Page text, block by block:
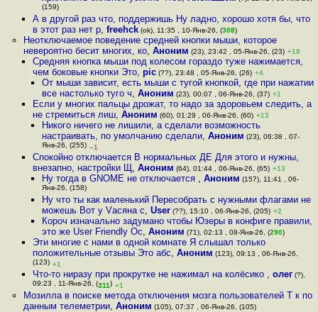
(159)
А в другой раз что, поддержишь Ну ладно, хорошо хотя бы, что
в этот раз нет р, freehck(ok), 11:35 , 10-Янв-26, (308)
Неотключаемое поведение средней кнопки мыши, которое
невероятно бесит многих, ко, Аноним (23), 23:42 , 05-Янв-26, (23) +18
Средняя кнопка мыши под колесом гораздо туже нажимается,
чем боковые кнопки Это, pic(??), 23:48 , 05-Янв-26, (26) +4
От мыши зависит, есть мыши с тугой кнопкой, где при нажатии
все настолько туго ч,Аноним (23), 00:07 , 06-Янв-26, (37) +1
Если у многих пальцы дрожат, то надо за здоровьем следить, а
не стремиться лиш, Аноним (60), 01:29 , 06-Янв-26, (60) +13
Никого ничего не лишили, а сделали возможность
настраивать, по умолчанию сделали,Аноним (23), 06:38 , 07-
Янв-26, (255) –1
Спокойно отключается В нормальных ДЕ Для этого и нужны,
внезапно, настройки Щ, Аноним (64), 01:44 , 06-Янв-26, (65) +13
Ну тогда в GNOME не отключается ,Аноним (157), 11:41 , 06-
Янв-26, (158)
Ну что ты как маленький Пересобрать с нужными флагами не
можешь Вот у Vасяна с,User (??), 15:10 , 06-Янв-26, (205) +2
Короч изначально задумано чтобы Юзеры в конфиге правили,
это же User Friendly Ос,Аноним (71), 02:13 , 08-Янв-26, (290)
Эти многие с нами в одной комнате Я слышал только
положительные отзывы Это абс, Аноним (123), 09:13 , 06-Янв-26,
(123) +1
Что-то ниразу при прокрутке не нажимал на колёсико , олег(?),
09:23 , 11-Янв-26, (311) +1
Мозилла в поиске метода отключения мозга пользователей Т к по
данным телеметрии, Аноним (105), 07:37 , 06-Янв-26, (105)